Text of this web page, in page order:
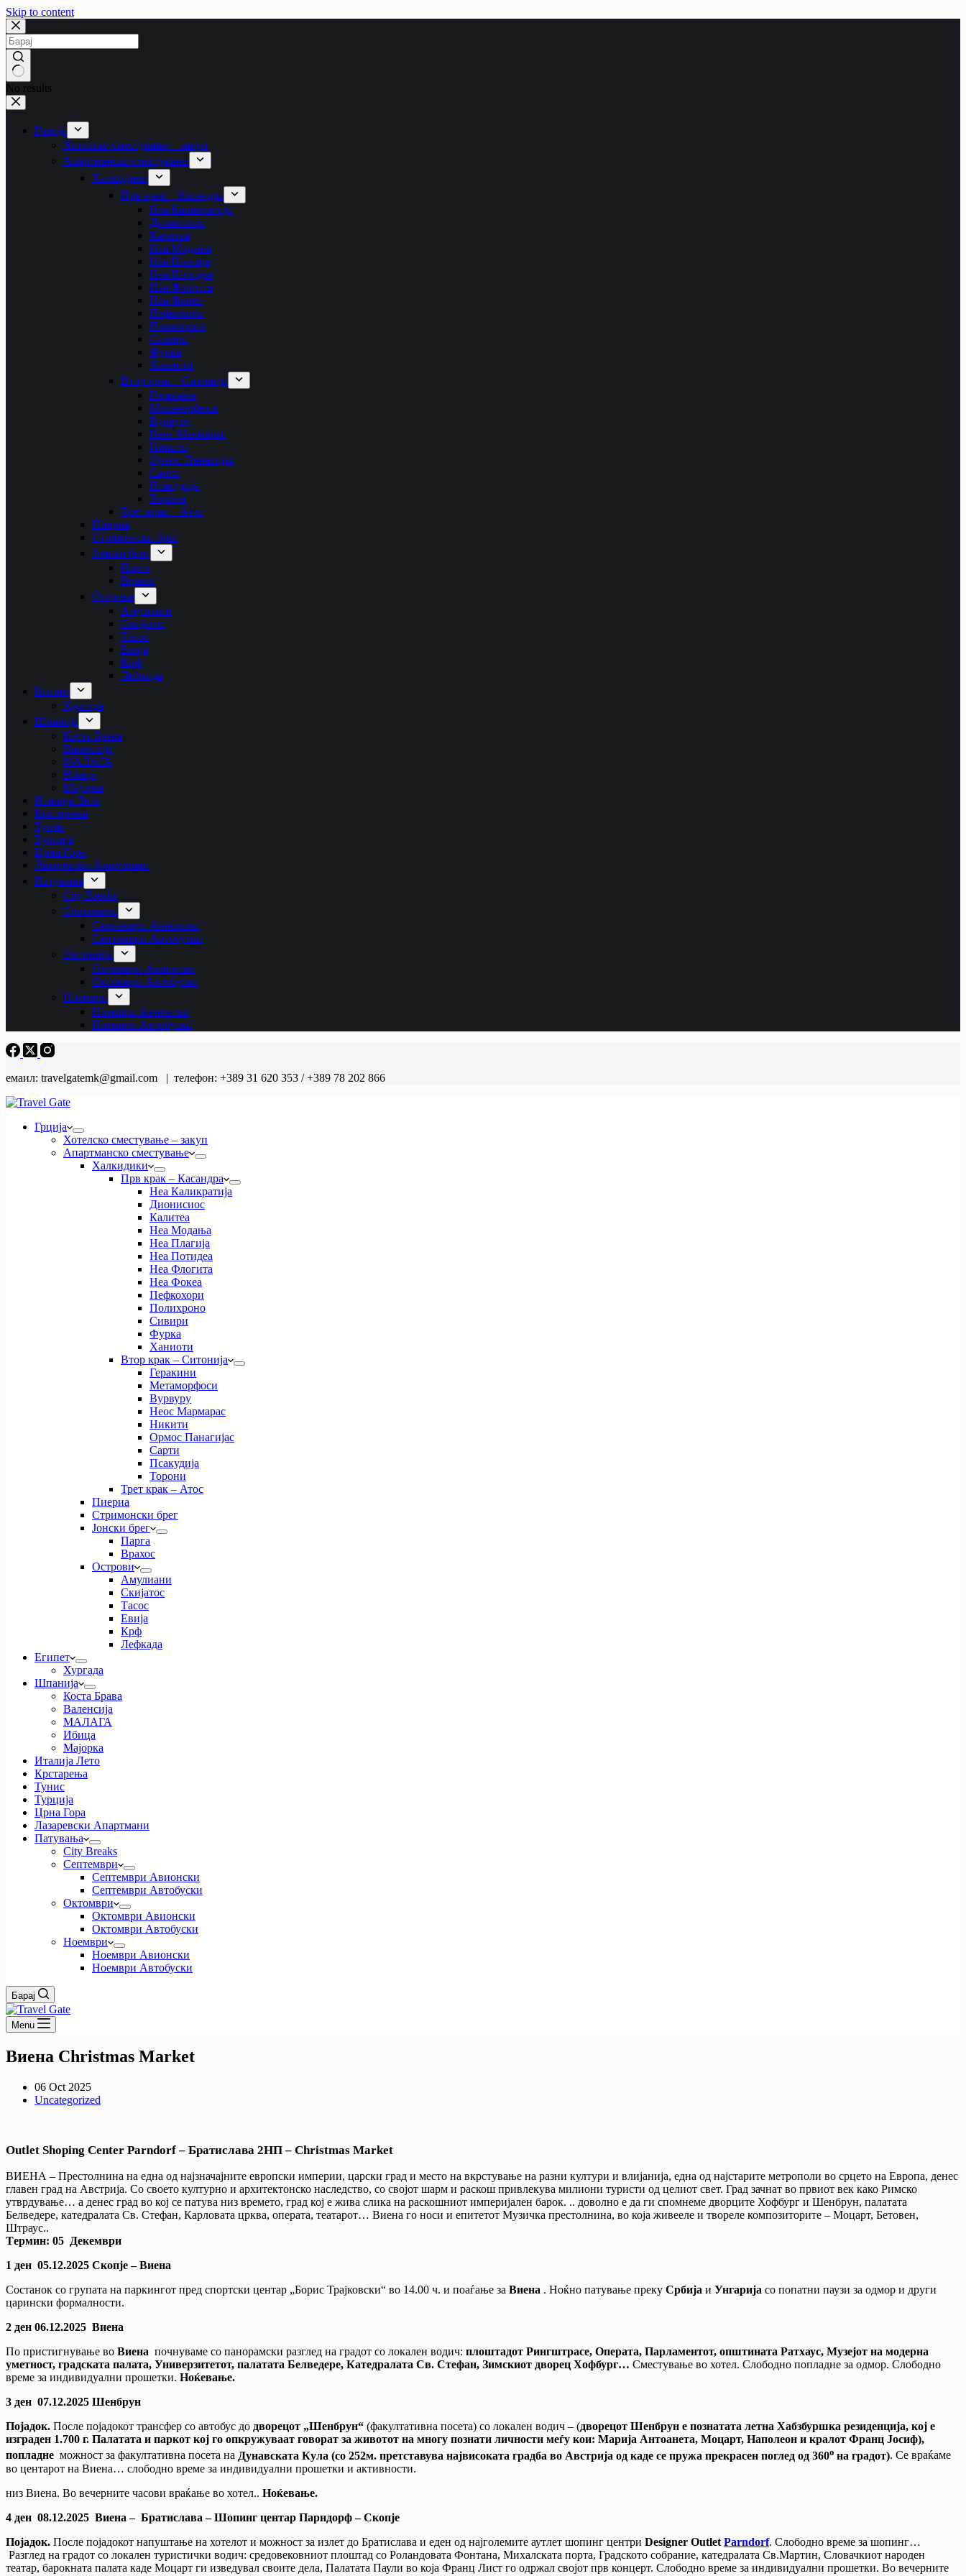
Skip to content
No results
Грција
Хотелско сместување – закуп
Апартманско сместување
Халкидики
Прв крак – Касандра
Неа Каликратија
Дионисиос
Калитеа
Неа Модања
Неа Плагија
Неа Потидеа
Неа Флогита
Неа Фокеа
Пефкохори
Полихроно
Сивири
Фурка
Ханиоти
Втор крак – Ситонија
Геракини
Метаморфоси
Вурвуру
Неос Мармарас
Никити
Ормос Панагијас
Сарти
Псакудија
Торони
Трет крак – Атос
Пиериа
Стримонски брег
Јонски брег
Парга
Врахос
Острови
Амулиани
Скијатос
Тасос
Евија
Крф
Лефкада
Египет
Хургада
Шпанија
Коста Брава
Валенсија
МАЛАГА
Ибица
Мајорка
Италија Лето
Крстарења
Тунис
Турција
Црна Гора
Лазаревски Апартмани
Патувања
City Breaks
Септември
Септември Авионски
Септември Автобуски
Октомври
Октомври Авионски
Октомври Автобуски
Ноември
Ноември Авионски
Ноември Автобуски
емаил: travelgatemk@gmail.com | телефон: +389 31 620 353 / +389 78 202 866
Грција
Хотелско сместување – закуп
Апартманско сместување
Халкидики
Прв крак – Касандра
Неа Каликратија
Дионисиос
Калитеа
Неа Модања
Неа Плагија
Неа Потидеа
Неа Флогита
Неа Фокеа
Пефкохори
Полихроно
Сивири
Фурка
Ханиоти
Втор крак – Ситонија
Геракини
Метаморфоси
Вурвуру
Неос Мармарас
Никити
Ормос Панагијас
Сарти
Псакудија
Торони
Трет крак – Атос
Пиериа
Стримонски брег
Јонски брег
Парга
Врахос
Острови
Амулиани
Скијатос
Тасос
Евија
Крф
Лефкада
Египет
Хургада
Шпанија
Коста Брава
Валенсија
МАЛАГА
Ибица
Мајорка
Италија Лето
Крстарења
Тунис
Турција
Црна Гора
Лазаревски Апартмани
Патувања
City Breaks
Септември
Септември Авионски
Септември Автобуски
Октомври
Октомври Авионски
Октомври Автобуски
Ноември
Ноември Авионски
Ноември Автобуски
Барај
Menu
Виена Christmas Мarket
06 Oct 2025
Uncategorized
Outlet Shoping Center Parndorf – Братислава 2НП – Christmas Мarket
ВИЕНА – Престолнина на една од најзначајните европски империи, царски град и место на вкрстување на разни култури и влијанија, една од најстарите метрополи во срцето на Европа, денес
главен град на Австрија. Со своето културно и архитектонско наследство, со својот шарм и раскош привлекува милиони туристи од целиот свет. Град зачнат во првиот век како Римско
утврдување… а денес град во кој се патува низ времето, град кој е жива слика на раскошниот империјален барок. .. доволно е да ги спомнеме дворците Хофбург и Шенбрун, палатата
Белведере, катедралата Св. Стефан, Карловата црква, операта, театарот… Виена го носи и епитетот Музичка престолнина, во која живееле и твореле композиторите – Моцарт, Бетовен,
Штраус..
Tермин: 05 Декември
1 ден 05.12.2025 Скопје – Виена
Состанок со групата на паркингот пред спортски центар „Борис Трајковски“ во 14.00 ч. и поаѓање за Виена . Ноќно патување преку Србија и Унгарија со попатни паузи за одмор и други
царински формалности.
2 ден 06.12.2025 Виена
По пристигнување во Виена почнуваме со панорамски разглед на градот со локален водич: плоштадот Рингштрасе, Операта, Парламентот, општината Ратхаус, Музејот на модерна
уметност, градската палата, Универзитетот, палатата Белведере, Катедралата Св. Стефан, Зимскиот дворец Хофбург… Сместување во хотел. Слободно попладне за одмор. Слободно
време за индивидуални прошетки. Ноќевање.
3 ден 07.12.2025 Шенбрун
Појадок. После појадокот трансфер со автобус до дворецот „Шенбрун“ (факултативна посета) со локален водич – (дворецот Шенбрун е познатата летна Хабзбуршка резиденција, кој е
изграден 1.700 г. Палатата и паркот кој го опкружуваат говорат за животот на многу познати личности меѓу кои: Марија Антоанета, Моцарт, Наполеон и кралот Франц Јосиф),
попладне можност за факултативна посета на Дунавската Кула (со 252м. претставува највисоката градба во Австрија од каде се пружа прекрасен поглед од 360о на градот). Се враќаме
во центарот на Виена… слободно време за индивидуални прошетки и активности.
низ Виена. Во вечерните часови враќање во хотел.. Ноќевање.
4 ден 08.12.2025 Виена – Братислава – Шопинг центар Парндорф – Скопје
Појадок. После појадокот напуштање на хотелот и можност за излет до Братислава и еден од најголемите аутлет шопинг центри Designer Outlet Parndorf. Слободно време за шопинг…
Разглед на градот со локален туристички водич: средовековниот плоштад со Роландовата Фонтана, Михалската порта, Градското собрание, катедралата Св.Мартин, Словачкиот народен
театар, барокната палата каде Моцарт ги изведувал своите дела, Палатата Паули во која Франц Лист го одржал својот прв концерт. Слободно време за индивидуални прошетки. Во вечерните